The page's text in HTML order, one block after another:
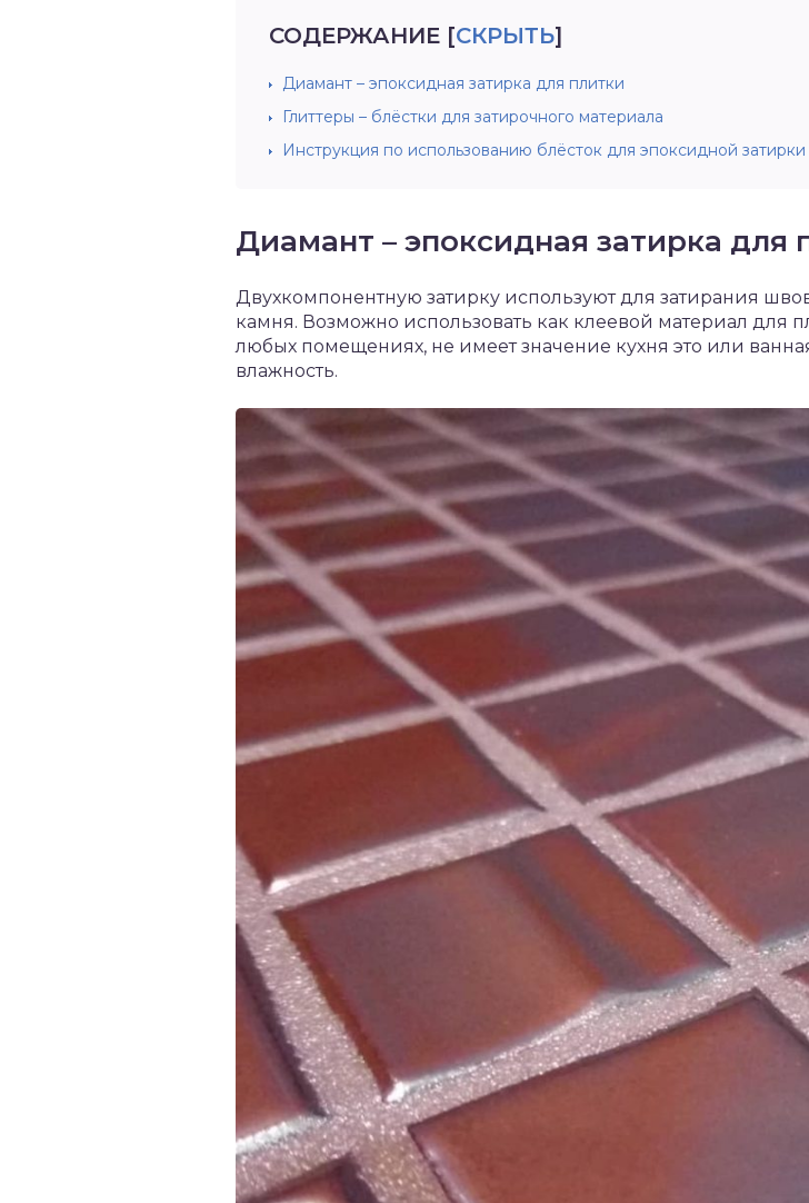
СОДЕРЖАНИЕ [СКРЫТЬ]
Диамант – эпоксидная затирка для плитки
Глиттеры – блёстки для затирочного материала
Инструкция по использованию блёсток для эпоксидной затирки
Диамант – эпоксидная затирка для
Двухкомпонентную затирку используют для затирания
камня. Возможно использовать как клеевой материал для
любых помещениях, не имеет значение кухня это или
влажность.